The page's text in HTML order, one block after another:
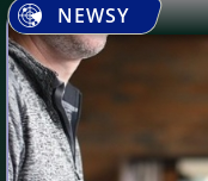
NEWSY